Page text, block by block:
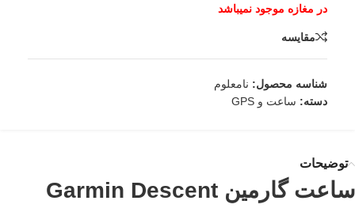
مقایسه
شناسه محصول: نامعلوم
دسته: ساعت و GPS
توضیحات
ساعت گارمین Garmin Descent